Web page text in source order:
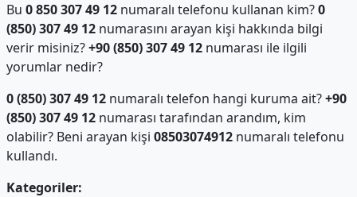
Bu 0 850 307 49 12numaralı telefonu kullanan kim?0
(850) 307 49 12numarasını arayan kişi hakkında bilgi
verir misiniz?+90 (850) 307 49 12numarası ile ilgili
yorumlar nedir?
0 (850) 307 49 12numaralı telefon hangi kuruma ait?+90
(850) 307 49 12numarası tarafından arandım, kim
olabilir? Beni arayan kişi 08503074912numaralı telefonu
kullandı.
Kategoriler: